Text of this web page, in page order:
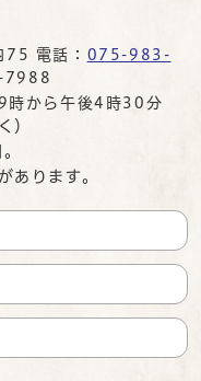
電話： 075-983-
7988
時から午後4時30分
）
あります。